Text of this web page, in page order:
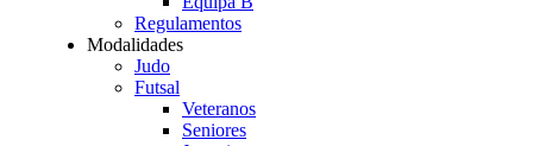
Regulamentos
Modalidades
Judo
Futsal
Veteranos
Seniores